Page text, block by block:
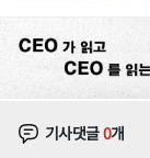
기사댓글0개